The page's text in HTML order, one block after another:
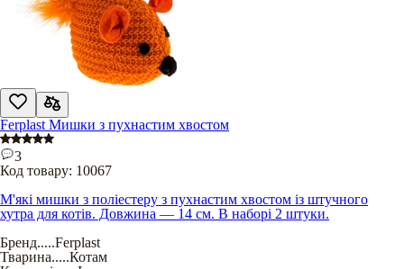
Ferplast Мишки з пухнастим хвостом
3
Код товару: 10067
М'які мишки з поліестеру з пухнастим хвостом із штучного
хутра для котів. Довжина — 14 см. В наборі 2 штуки.
Бренд.....Ferplast
Тварина.....Котам